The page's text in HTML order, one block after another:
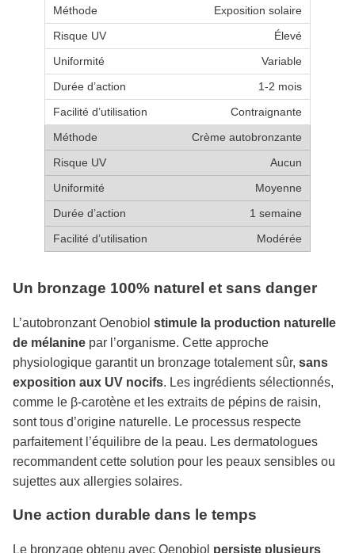
Exposition solaire
Élevé
Variable
1-2 mois
Contraignante
Crème autobronzante
Aucun
Moyenne
1 semaine
Modérée
Un bronzage 100% naturel et sans danger
L’autobronzant Oenobiol stimule la production naturelle
de mélanine par l’organisme. Cette approche
physiologique garantit un bronzage totalement sûr, sans
exposition aux UV nocifs. Les ingrédients sélectionnés,
comme le β-carotène et les extraits de pépins de raisin,
sont tous d’origine naturelle. Le processus respecte
parfaitement l’équilibre de la peau. Les dermatologues
recommandent cette solution pour les peaux sensibles ou
sujettes aux allergies solaires.
Une action durable dans le temps
Le bronzage obtenu avec Oenobiol persiste plusieurs